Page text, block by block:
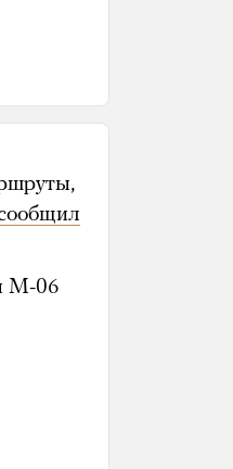
М-06